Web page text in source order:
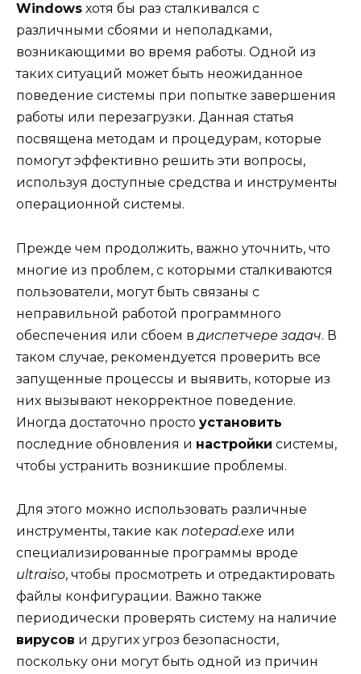
Windows хотя бы раз сталкивался с
различными сбоями и неполадками,
возникающими во время работы. Одной из
таких ситуаций может быть неожиданное
поведение системы при попытке завершения
работы или перезагрузки. Данная статья
посвящена методам и процедурам, которые
помогут эффективно решить эти вопросы,
используя доступные средства и инструменты
операционной системы.
Прежде чем продолжить, важно уточнить, что
многие из проблем, с которыми сталкиваются
пользователи, могут быть связаны с
неправильной работой программного
обеспечения или сбоем в диспетчере задач. В
таком случае, рекомендуется проверить все
запущенные процессы и выявить, которые из
них вызывают некорректное поведение.
Иногда достаточно просто установить
последние обновления и настройки системы,
чтобы устранить возникшие проблемы.
Для этого можно использовать различные
инструменты, такие как notepad.exe или
специализированные программы вроде
ultraiso, чтобы просмотреть и отредактировать
файлы конфигурации. Важно также
периодически проверять систему на наличие
вирусов и других угроз безопасности,
поскольку они могут быть одной из причин